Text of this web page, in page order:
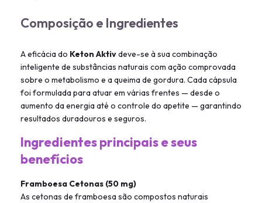
Composição e Ingredientes
A eficácia do Keton Aktivdeve-se à sua combinação
inteligente de substâncias naturais com ação comprovada
sobre o metabolismo e a queima de gordura. Cada cápsula
foi formulada para atuar em várias frentes — desde o
aumento da energia até o controle do apetite — garantindo
resultados duradouros e seguros.
Ingredientes principais e seus
benefícios
Framboesa Cetonas (50 mg)
As cetonas de framboesa são compostos naturais